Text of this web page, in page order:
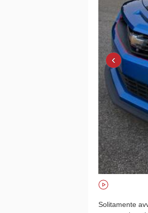
‹
Solitamente